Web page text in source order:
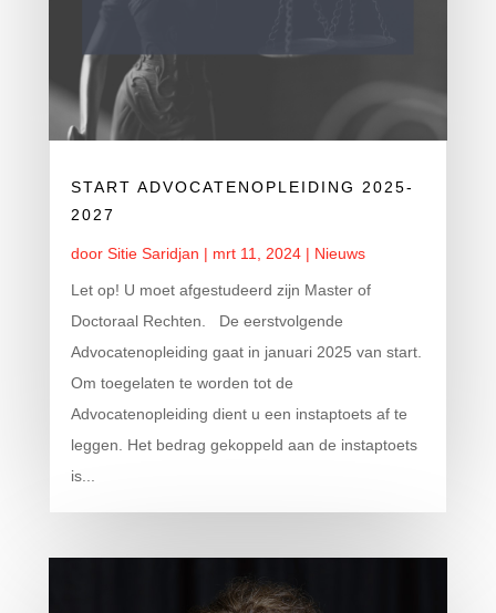
START ADVOCATENOPLEIDING 2025-
2027
door Sitie Saridjan | mrt 11, 2024| Nieuws
Let op! U moet afgestudeerd zijn Master of
Doctoraal Rechten. De eerstvolgende
Advocatenopleiding gaat in januari 2025 van start.
Om toegelaten te worden tot de
Advocatenopleiding dient u een instaptoets af te
leggen. Het bedrag gekoppeld aan de instaptoets
is...